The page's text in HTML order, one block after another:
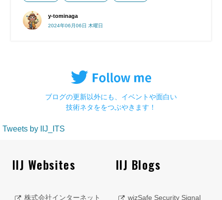
y-tominaga
2024年06月06日 木曜日
ブログの更新以外にも、イベントや面白い
技術ネタををつぶやきます！
Tweets by IIJ_ITS
IIJ Websites
株式会社インターネット
IIJ Blogs
wizSafe Security Signal